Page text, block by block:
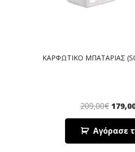
ΚΑΡΦΩΤΙΚΟ ΜΠΑΤΑΡΙΑΣ
209,00€
Αγόρασε